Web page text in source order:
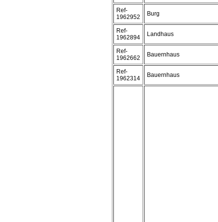
Ref-
1962952
Burg
Ref-
1962894
Landhaus
Ref-
1962662
Bauernhaus
Ref-
1962314
Bauernhaus